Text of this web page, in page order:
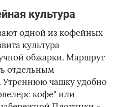
культура
одной из кофейных
культура
обжарки. Маршрут
отдельным
Утреннюю чашку удобно
кофе" или